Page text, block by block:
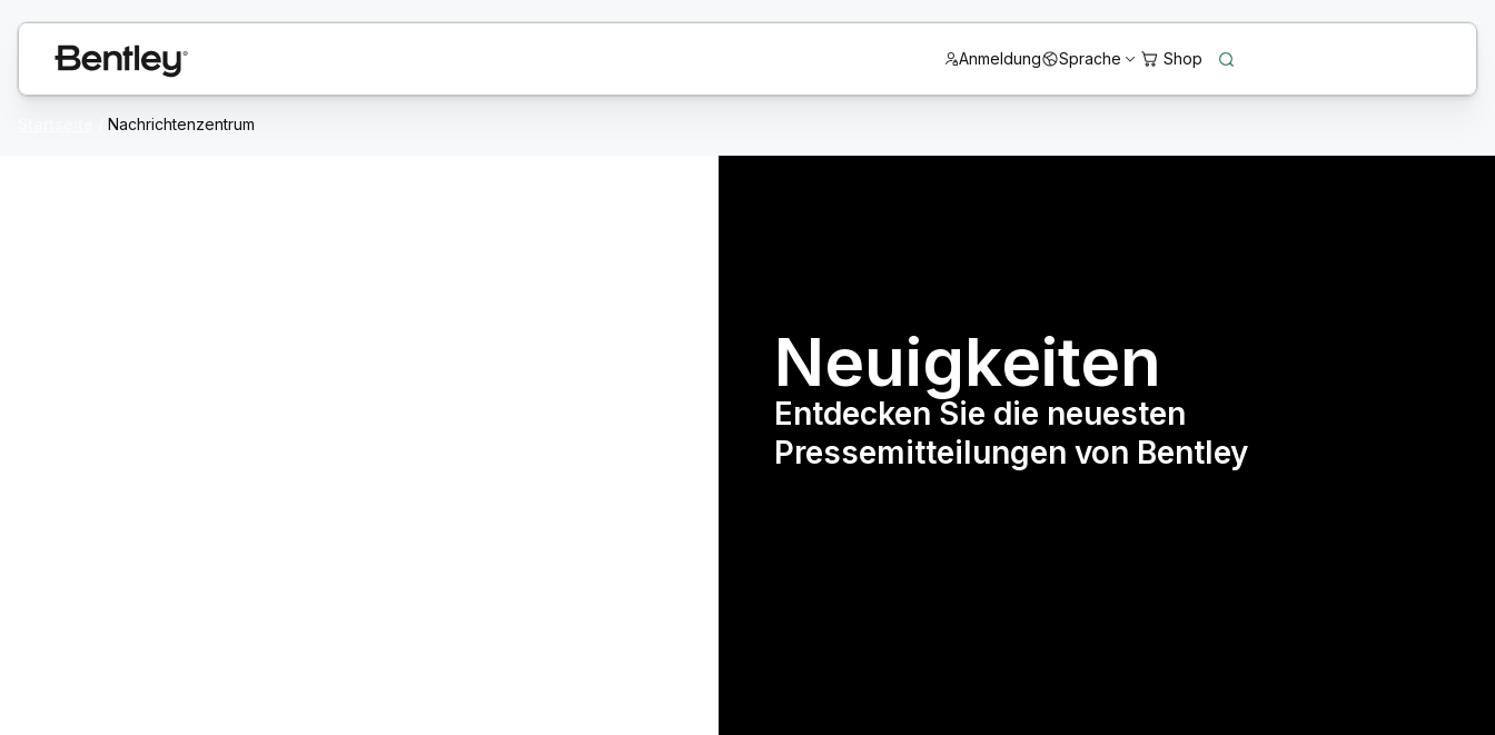
Anmeldung Sprache
Nachrichtenzentrum
Neuigkeiten
Entdecken Sie die neuesten
Pressemitteilungen von Bentley